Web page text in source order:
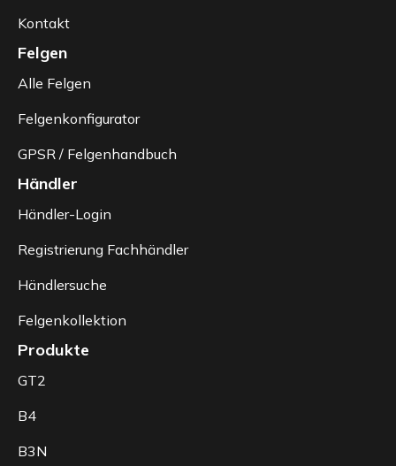
Kontakt
Felgen
Alle Felgen
Felgenkonfigurator
GPSR / Felgenhandbuch
Händler
Händler-Login
Registrierung Fachhändler
Händlersuche
Felgenkollektion
Produkte
GT2
B4
B3N